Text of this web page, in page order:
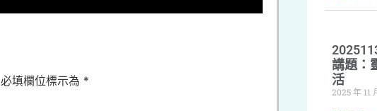
必填欄位標示為 *
講題：
活
2025 年 11